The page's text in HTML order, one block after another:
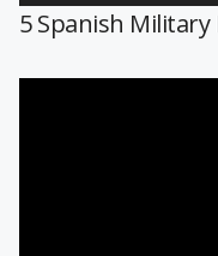
5 Spanish